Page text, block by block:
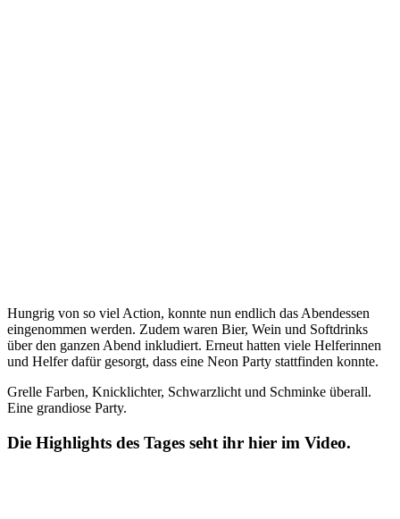
Hungrig von so viel Action, konnte nun endlich das Abendessen
eingenommen werden. Zudem waren Bier, Wein und Softdrinks
über den ganzen Abend inkludiert. Erneut hatten viele Helferinnen
und Helfer dafür gesorgt, dass eine Neon Party stattfinden konnte.
Grelle Farben, Knicklichter, Schwarzlicht und Schminke überall.
Eine grandiose Party.
Die Highlights des Tages seht ihr hier im Video.